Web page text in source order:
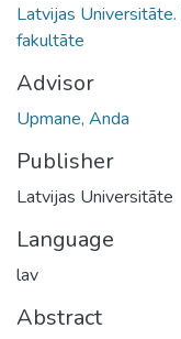
Latvijas
fakultāte
Advisor
Upmane, Anda
Publisher
Latvijas Universitāte
Language
lav
Abstract